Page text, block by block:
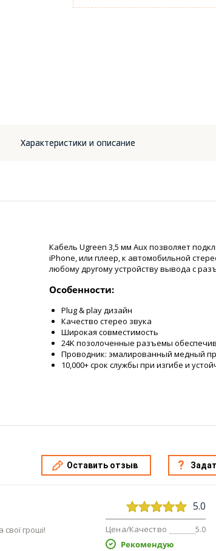
Характеристики и описание
Кабель Ugreen 3,5 мм Aux позволяет
iPhone, или плеер, к автомобильной
любому другому устройству вывода с
Особенности:
Plug & play дизайн
Качество стерео звука
Широкая совместимость
24K позолоченные разъемы
Проводник: эмалированный медный
10,000+ срок службы при изгибе и
Оставить отзыв
гроші!
5.0
Цена/Качество 5.0
Рекомендую